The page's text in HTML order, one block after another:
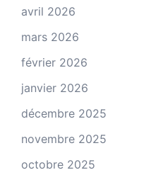
avril 2026
mars 2026
février 2026
janvier 2026
décembre 2025
novembre 2025
octobre 2025